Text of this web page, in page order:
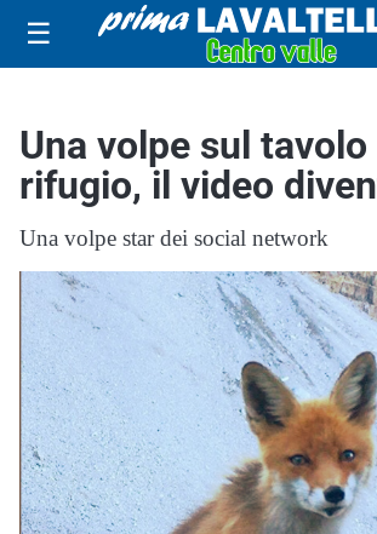
☰
Una volpe sul tavolo
rifugio, il video
Una volpe star dei social network